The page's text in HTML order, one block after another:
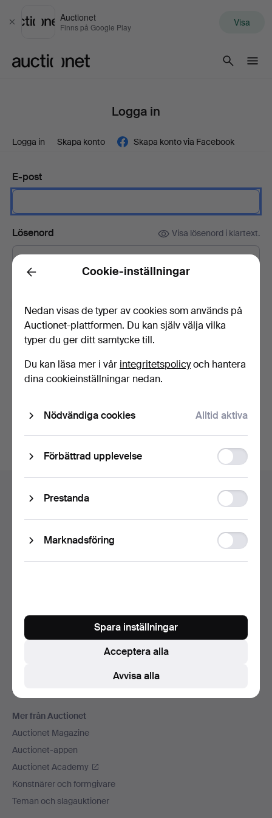
Stäng
Auctionet
Finns på Google Play Visa
Logga in
Logga in Skapa konto Skapa konto via Facebook
E-post
Lösenord Visa lösenord i klartext.
Glömt lösenordet?
Logga in
eller logga in via Facebook här
Fortsätt med Facebook
Sidfotsnavigation
Hjälp och kontakt
Betalningsalternativ
Vi skickar med
Om Auctionet
Press
Auctionets garanti
Mer från Auctionet
Auctionet Magazine
Auctionet-appen
Auctionet Academy
Konstnärer och formgivare
Teman och slagauktioner
Back Cookie-inställningar
Nedan visas de typer av cookies som används på
Auctionet-plattformen. Du kan själv välja vilka
typer du ger ditt samtycke till.
Du kan läsa mer i vår integritetspolicyoch hantera
dina cookieinställningar nedan.
Nödvändiga cookies Alltid aktiva
Förbättrad upplevelse
storage
Prestanda
storage
Marknadsföring
Ad
storage
Avvisa alla
Acceptera alla
Spara inställningar